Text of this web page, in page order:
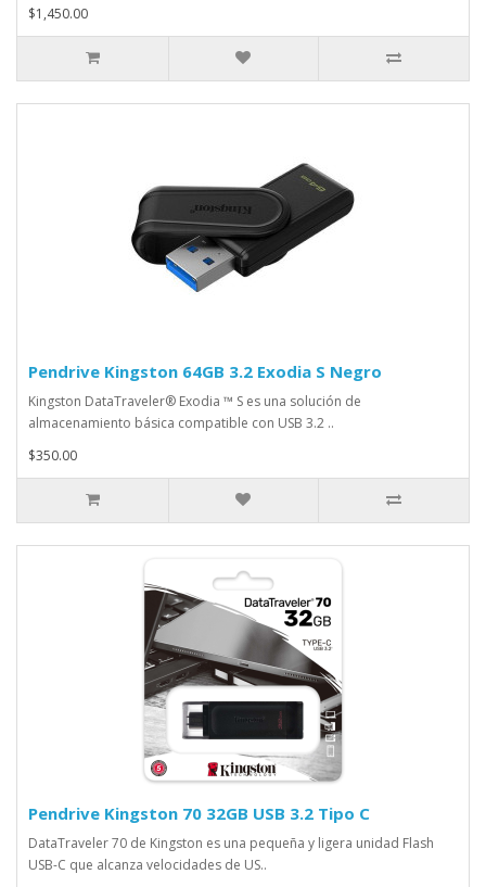
$1,450.00
Pendrive Kingston 64GB 3.2 Exodia S Negro
Kingston DataTraveler® Exodia ™ S es una solución de
almacenamiento básica compatible con USB 3.2 ..
$350.00
Pendrive Kingston 70 32GB USB 3.2 Tipo C
DataTraveler 70 de Kingston es una pequeña y ligera unidad Flash
USB-C que alcanza velocidades de US..